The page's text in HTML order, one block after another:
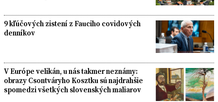
9 kľúčových zistení z Fauciho covidových
denníkov
V Európe velikán, u nás takmer neznámy:
obrazy Csontváryho Kosztku sú najdrahšie
spomedzi všetkých slovenských maliarov